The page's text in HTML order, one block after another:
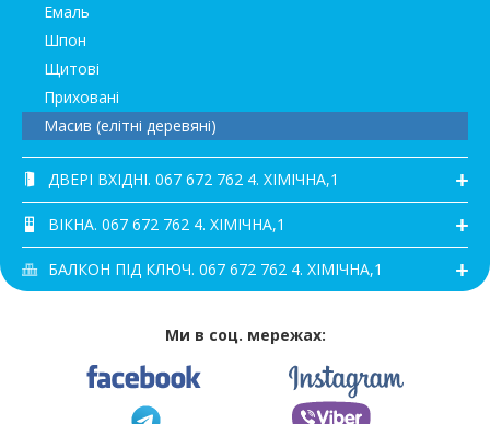
Емаль
Шпон
Щитові
Приховані
Масив (елітні деревяні)
ДВЕРІ ВХІДНІ. 067 672 762 4. ХІМІЧНА,1
ВІКНА. 067 672 762 4. ХІМІЧНА,1
БАЛКОН ПІД КЛЮЧ. 067 672 762 4. ХІМІЧНА,1
Ми в соц. мережах: